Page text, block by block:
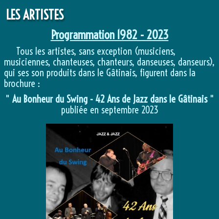
LES ARTISTES
Programmation 1982 - 2023
Tous les artistes, sans exception (musiciens,
musiciennes, chanteuses, chanteurs, danseuses, danseurs),
qui ses son produits dans le Gâtinais, figurent dans la
brochure :
" Au Bonheur du Swing - 42 Ans de Jazz dans le Gâtinais"
publiée en septembre 2023